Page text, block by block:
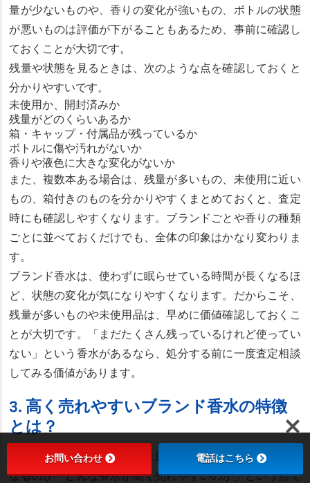
量が少ないものや、香りの変化が強いもの、ボトルの状態
が悪いものは評価が下がることもあるため、事前に確認し
ておくことが大切です。
残量や状態を見るときは、次のような点を確認しておくと
分かりやすいです。
未使用か、開封済みか
残量がどのくらいあるか
箱・キャップ・付属品が残っているか
ボトルに傷や汚れがないか
香りや液色に大きな変化がないか
また、複数本ある場合は、残量が多いもの、未使用に近い
もの、箱付きのものを分かりやすくまとめておくと、査定
時にも確認しやすくなります。ブランドごとや香りの種類
ごとに並べておくだけでも、全体の印象はかなり変わりま
す。
ブランド香水は、使わずに眠らせている時間が長くなるほ
ど、状態の変化が気になりやすくなります。だからこそ、
残量が多いものや未使用品は、早めに価値確認しておくこ
とが大切です。「まだたくさん残っているけれど使ってい
ない」という香水があるなら、処分する前に一度査定相談
してみる価値があります。
3. 高く売れやすいブランド香水の特徴
とは？
ブランド香水を整理しようと思ったとき、多くの方が気に
なるのが「どんな香水が高く売れやすいのか」という点で
お問い合わせ 電話はこちら